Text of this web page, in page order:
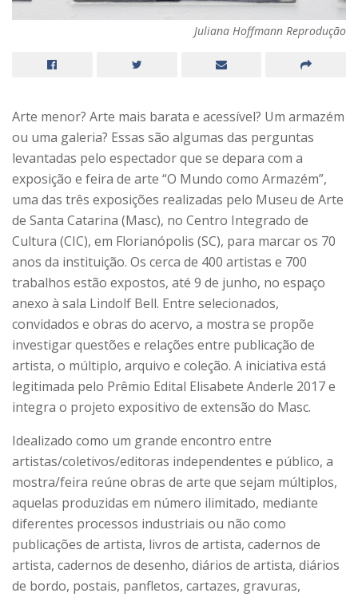
Juliana Hoffmann Reprodução
Arte menor? Arte mais barata e acessível? Um armazém
ou uma galeria? Essas são algumas das perguntas
levantadas pelo espectador que se depara com a
exposição e feira de arte “O Mundo como Armazém”,
uma das três exposições realizadas pelo Museu de Arte
de Santa Catarina (Masc), no Centro Integrado de
Cultura (CIC), em Florianópolis (SC), para marcar os 70
anos da instituição. Os cerca de 400 artistas e 700
trabalhos estão expostos, até 9 de junho, no espaço
anexo à sala Lindolf Bell. Entre selecionados,
convidados e obras do acervo, a mostra se propõe
investigar questões e relações entre publicação de
artista, o múltiplo, arquivo e coleção. A iniciativa está
legitimada pelo Prêmio Edital Elisabete Anderle 2017 e
integra o projeto expositivo de extensão do Masc.
Idealizado como um grande encontro entre
artistas/coletivos/editoras independentes e público, a
mostra/feira reúne obras de arte que sejam múltiplos,
aquelas produzidas em número ilimitado, mediante
diferentes processos industriais ou não como
publicações de artista, livros de artista, cadernos de
artista, cadernos de desenho, diários de artista, diários
de bordo, postais, panfletos, cartazes, gravuras,